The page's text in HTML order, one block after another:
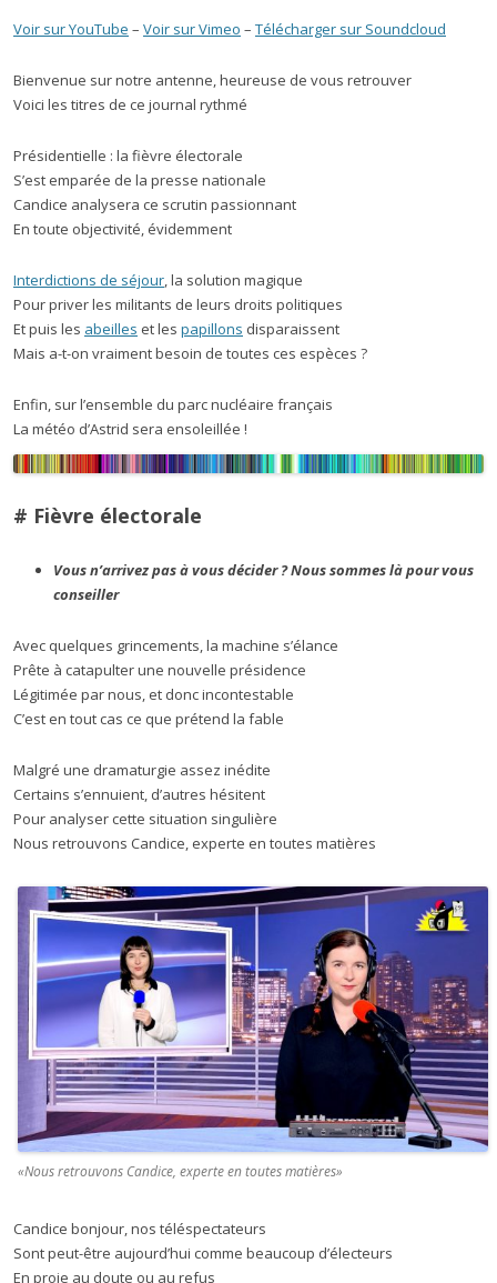
Voir sur YouTube – Voir sur Vimeo – Télécharger sur Soundcloud
Bienvenue sur notre antenne, heureuse de vous retrouver
Voici les titres de ce journal rythmé
Présidentielle : la fièvre électorale
S’est emparée de la presse nationale
Candice analysera ce scrutin passionnant
En toute objectivité, évidemment
Interdictions de séjour, la solution magique
Pour priver les militants de leurs droits politiques
Et puis les abeilles et les papillons disparaissent
Mais a-t-on vraiment besoin de toutes ces espèces ?
Enfin, sur l’ensemble du parc nucléaire français
La météo d’Astrid sera ensoleillée !
# Fièvre électorale
Vous n’arrivez pas à vous décider ? Nous sommes là pour vous
conseiller
Avec quelques grincements, la machine s’élance
Prête à catapulter une nouvelle présidence
Légitimée par nous, et donc incontestable
C’est en tout cas ce que prétend la fable
Malgré une dramaturgie assez inédite
Certains s’ennuient, d’autres hésitent
Pour analyser cette situation singulière
Nous retrouvons Candice, experte en toutes matières
«Nous retrouvons Candice, experte en toutes matières»
Candice bonjour, nos téléspectateurs
Sont peut-être aujourd’hui comme beaucoup d’électeurs
En proie au doute ou au refus